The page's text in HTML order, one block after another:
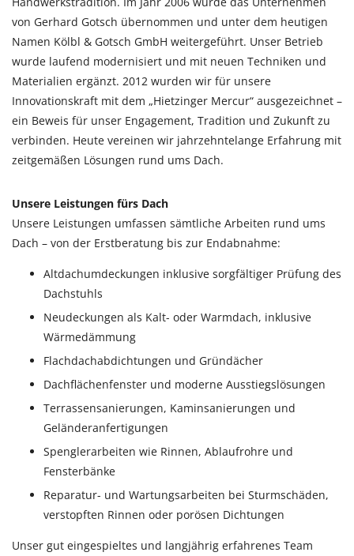
von Gerhard Gotsch übernommen und unter dem heutigen
Namen Kölbl & Gotsch GmbH weitergeführt. Unser Betrieb
wurde laufend modernisiert und mit neuen Techniken und
Materialien ergänzt. 2012 wurden wir für unsere
Innovationskraft mit dem „Hietzinger Mercur“ ausgezeichnet –
ein Beweis für unser Engagement, Tradition und Zukunft zu
verbinden. Heute vereinen wir jahrzehntelange Erfahrung mit
zeitgemäßen Lösungen rund ums Dach.
Unsere Leistungen fürs Dach
Unsere Leistungen umfassen sämtliche Arbeiten rund ums
Dach – von der Erstberatung bis zur Endabnahme:
Altdachumdeckungen inklusive sorgfältiger Prüfung des
Dachstuhls
Neudeckungen als Kalt- oder Warmdach, inklusive
Wärmedämmung
Flachdachabdichtungen und Gründächer
Dachflächenfenster und moderne Ausstiegslösungen
Terrassensanierungen, Kaminsanierungen und
Geländeranfertigungen
Spenglerarbeiten wie Rinnen, Ablaufrohre und
Fensterbänke
Reparatur- und Wartungsarbeiten bei Sturmschäden,
verstopften Rinnen oder porösen Dichtungen
Unser gut eingespieltes und langjährig erfahrenes Team